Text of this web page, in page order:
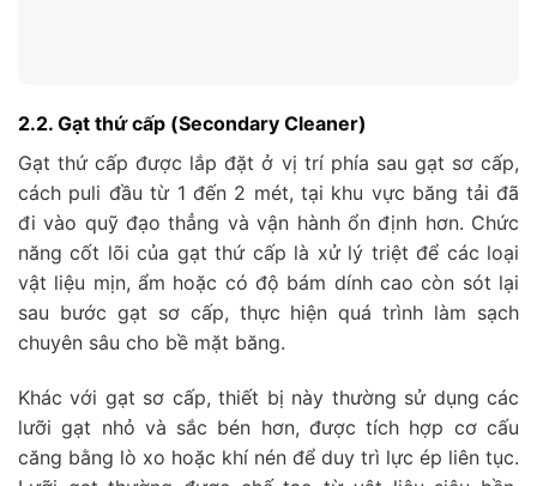
2.2. Gạt thứ cấp (Secondary Cleaner)
Gạt thứ cấp được lắp đặt ở vị trí phía sau gạt sơ cấp,
cách puli đầu từ 1 đến 2 mét, tại khu vực băng tải đã
đi vào quỹ đạo thẳng và vận hành ổn định hơn. Chức
năng cốt lõi của gạt thứ cấp là xử lý triệt để các loại
vật liệu mịn, ẩm hoặc có độ bám dính cao còn sót lại
sau bước gạt sơ cấp, thực hiện quá trình làm sạch
chuyên sâu cho bề mặt băng.
Khác với gạt sơ cấp, thiết bị này thường sử dụng các
lưỡi gạt nhỏ và sắc bén hơn, được tích hợp cơ cấu
căng bằng lò xo hoặc khí nén để duy trì lực ép liên tục.